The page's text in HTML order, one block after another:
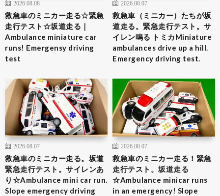
2026.08.08
救急車のミニカー走る☆緊急
走行テスト☆坂道走る｜
Ambulance miniature car
runs! Emergensy driving
test
2026.08.07
救急車（ミニカー）たちが坂
道走る。緊急走行テスト。サ
イレン鳴る トミカMiniature
ambulances drive up a hill.
Emergency driving test.
2026.08.07
救急車のミニカー走る。坂道
緊急走行テスト。サイレンあ
り☆Ambulance mini car run.
Slope emergency driving
2026.08.07
救急車のミニカー走る！緊急
走行テスト。坂道走る
☆Ambulance minicar runs
in an emergency! Slope